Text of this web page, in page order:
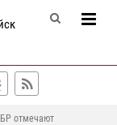
отмечают